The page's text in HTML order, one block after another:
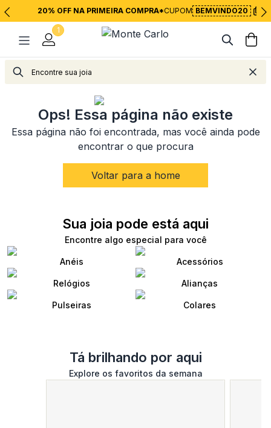
20% OFF NA PRIMEIRA COMPRA*CUPOM BEMVINDO20
1
<Voltar para página inicial
Ops! Essa página não existe
Essa página não foi encontrada, mas você ainda pode
encontrar o que procura
Voltar para a home
Sua joia pode está aqui
Encontre algo especial para você
Anéis Acessórios
Relógios Alianças
Pulseiras Colares
Tá brilhando por aqui
Explore os favoritos da semana